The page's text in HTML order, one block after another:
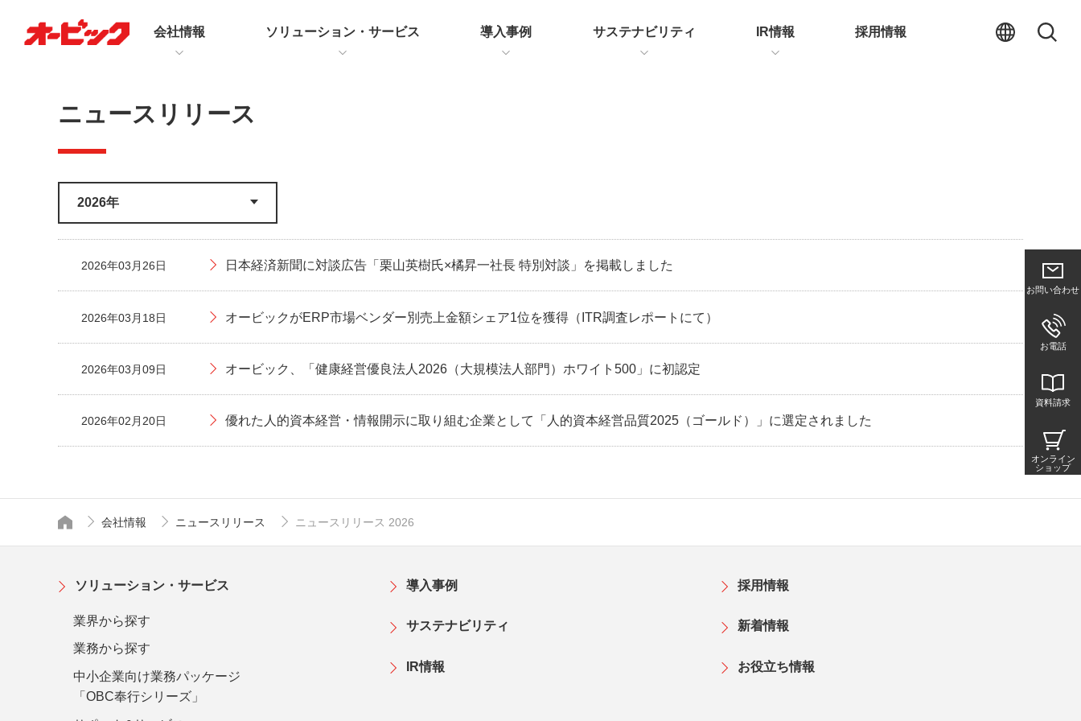
会社情報 ソリューション・サービス 導入事例 サステナビリティ IR情報 採用情報
ニュースリリース
2026年03月26日 日本経済新聞に対談広告「栗山英樹氏×橘昇一社長 特別対談」を掲載しました
2026年03月18日 オービックがERP市場ベンダー別売上金額シェア1位を獲得（ITR調査レポートにて）
2026年03月09日 オービック、「健康経営優良法人2026（大規模法人部門）ホワイト500」に初認定
2026年02月20日 優れた人的資本経営・情報開示に取り組む企業として「人的資本経営品質2025（ゴールド）」に選定されました
トップページ
会社情報 ニュースリリース ニュースリリース 2026
お問い合わせ
お電話
資料請求
オンライン
ショップ
ソリューション・サービス
業界から探す
業務から探す
中小企業向け業務パッケージ
「OBC奉行シリーズ」
導入事例
サステナビリティ
IR情報
採用情報
新着情報
お役立ち情報